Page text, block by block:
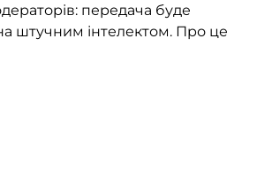
передача буде
штучним інтелектом. Про це